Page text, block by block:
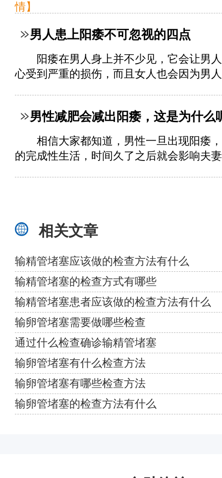
情】
男人患上阳痿不可忽视的四点
阳痿在男人身上并不少见，它会让男
心受到严重的损伤，而且女人也会因为男
男性减肥会减出阳痿，这是为什么
相信大家都知道，男性一旦出现阳痿
的完成性生活，时间久了之后就会影响夫
相关文章
输精管堵塞应该做的检查方法有什么
输精管堵塞的检查方式有哪些
输精管堵塞患者应该做的检查方法有什么
输卵管堵塞需要做哪些检查
通过什么检查确诊输精管堵塞
输卵管堵塞有什么检查方法
输卵管堵塞有哪些检查方法
输卵管堵塞的检查方法有什么